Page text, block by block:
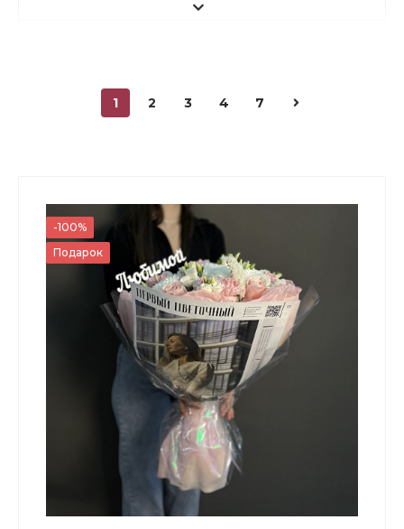
700 ₽
- +
В корзину
Мишка Мини №1
1 2 3 4 7
-100%
Подарок